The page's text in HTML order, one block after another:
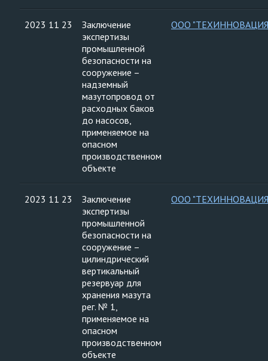
2023 11 23
Заключение
экспертизы
промышленной
безопасности на
сооружение –
надземный
мазутопровод от
расходных баков
до насосов,
применяемое на
опасном
производственном
объекте
ООО
2023 11 23
Заключение
экспертизы
промышленной
безопасности на
сооружение –
цилиндрический
вертикальный
резервуар для
хранения мазута
рег. № 1,
применяемое на
опасном
производственном
объекте
ООО